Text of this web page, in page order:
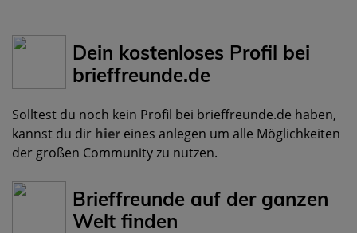
Dein kostenloses Profil bei
brieffreunde.de
Solltest du noch kein Profil bei brieffreunde.de haben,
kannst du dir hier eines anlegen um alle Möglichkeiten
der großen Community zu nutzen.
Brieffreunde auf der ganzen
Welt finden